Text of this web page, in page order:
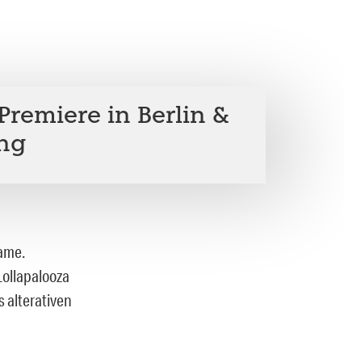
in Berlin &
alterativen